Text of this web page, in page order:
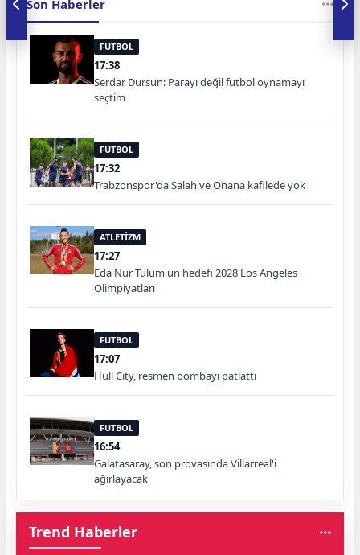
Son Haberler
FUTBOL
17:38
Serdar Dursun: Parayı değil futbol oynamayı
seçtim
FUTBOL
17:32
Trabzonspor'da Salah ve Onana kafilede yok
ATLETİZM
17:27
Eda Nur Tulum'un hedefi 2028 Los Angeles
Olimpiyatları
FUTBOL
17:07
Hull City, resmen bombayı patlattı
FUTBOL
16:54
Galatasaray, son provasında Villarreal'i
ağırlayacak
Trend Haberler